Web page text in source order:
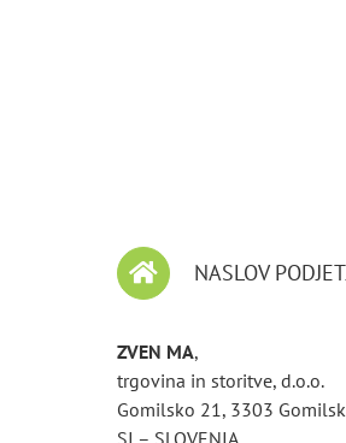
NASLOV
ZVEN MA,
trgovina in storitve, d.o.o.
Gomilsko 21, 3303
SI – SLOVENIA